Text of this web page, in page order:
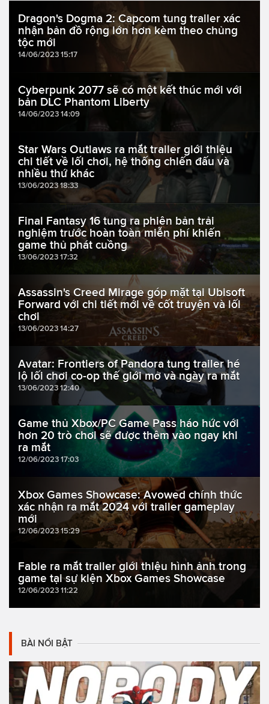
Dragon's Dogma 2: Capcom tung trailer xác
nhận bản đồ rộng lớn hơn kèm theo chủng
tộc mới
14/06/2023 15:17
Cyberpunk 2077 sẽ có một kết thúc mới với
bản DLC Phantom Liberty
14/06/2023 14:09
Star Wars Outlaws ra mắt trailer giới thiệu
chi tiết về lối chơi, hệ thống chiến đấu và
nhiều thứ khác
13/06/2023 18:33
Final Fantasy 16 tung ra phiên bản trải
nghiệm trước hoàn toàn miễn phí khiến
game thủ phát cuồng
13/06/2023 17:32
Assassin's Creed Mirage góp mặt tại Ubisoft
Forward với chi tiết mới về cốt truyện và lối
chơi
13/06/2023 14:27
Avatar: Frontiers of Pandora tung trailer hé
lộ lối chơi co-op thế giới mở và ngày ra mắt
13/06/2023 12:40
Game thủ Xbox/PC Game Pass háo hức với
hơn 20 trò chơi sẽ được thêm vào ngay khi
ra mắt
12/06/2023 17:03
Xbox Games Showcase: Avowed chính thức
xác nhận ra mắt 2024 với trailer gameplay
mới
12/06/2023 15:29
Fable ra mắt trailer giới thiệu hình ảnh trong
game tại sự kiện Xbox Games Showcase
12/06/2023 11:22
BÀI NỔI BẬT